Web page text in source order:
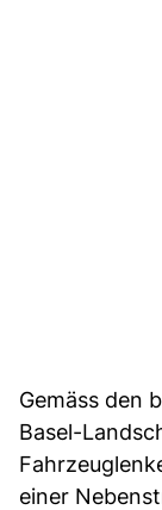
Gemäss den
Basel-
einer